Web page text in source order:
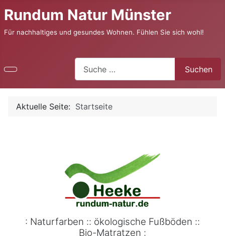
Rundum Natur Münster
Für nachhaltiges und gesundes Wohnen. Fühlen Sie sich wohl!
Suchen
Aktuelle Seite: Startseite
: Naturfarben :: ökologische Fußböden ::
Bio-Matratzen :